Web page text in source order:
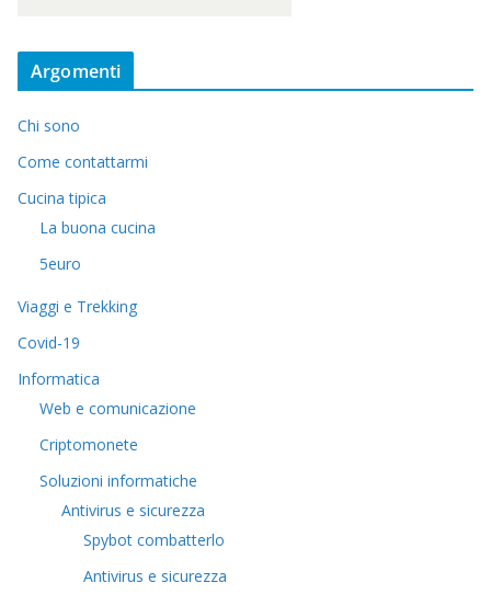
Argomenti
Chi sono
Come contattarmi
Cucina tipica
La buona cucina
5euro
Viaggi e Trekking
Covid-19
Informatica
Web e comunicazione
Criptomonete
Soluzioni informatiche
Antivirus e sicurezza
Spybot combatterlo
Antivirus e sicurezza